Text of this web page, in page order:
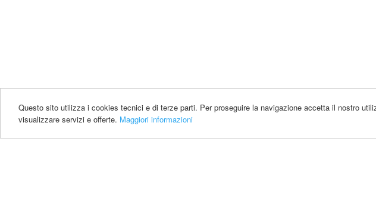
Questo sito utilizza i cookies tecnici e di terze parti. Per proseguire la navigazione accetta il nostro
visualizzare servizi e offerte. Maggiori informazioni